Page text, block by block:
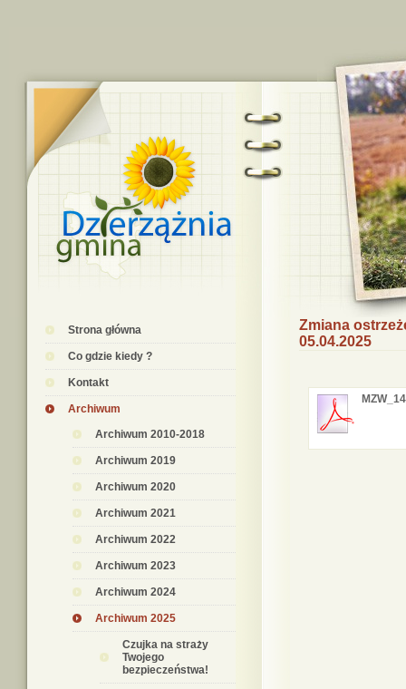
Strona główna
Co gdzie kiedy ?
Kontakt
Archiwum
Archiwum 2010-2018
Archiwum 2019
Archiwum 2020
Archiwum 2021
Archiwum 2022
Archiwum 2023
Archiwum 2024
Archiwum 2025
Czujka na straży
Twojego
bezpieczeństwa!
Zmiana
05.04.2025